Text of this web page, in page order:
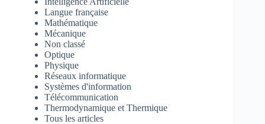
Langue française
Mathématique
Mécanique
Non classé
Optique
Physique
Réseaux informatique
Systèmes d'information
Télécommunication
Thermodynamique et Thermique
Tous les articles